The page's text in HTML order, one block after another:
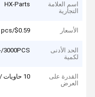
اسم العلامة
التجارية
HX-Parts
الأسعار $0.59/pcs
الحد الأدنى
لكمية
3000PCS/حجم
القدرة على
العرض
10 حاويات / شهر